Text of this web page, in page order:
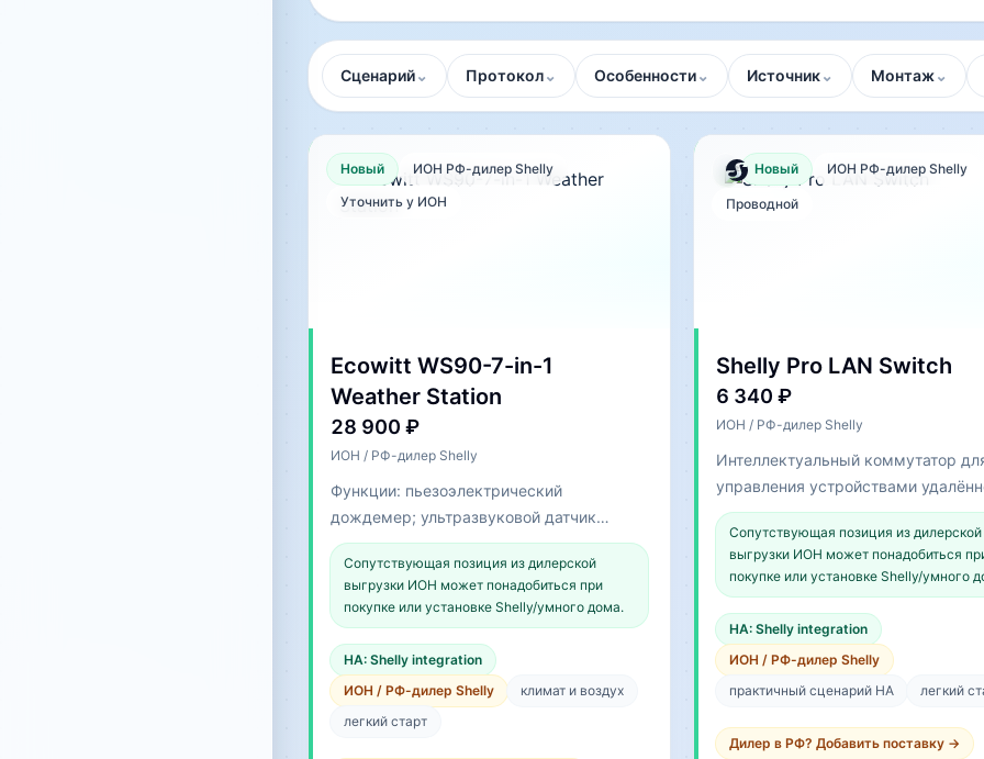
Сценарий⌄ Протокол⌄ Особенности⌄ Источник⌄ Монтаж⌄
Новый
ИОН РФ-дилер Shelly
Уточнить у ИОН
Ecowitt WS90-7-in-1
Weather Station
28 900 ₽
ИОН / РФ-дилер Shelly
Функции: пьезоэлектрический
дождемер; ультразвуковой датчик
скорости ветра и порывов; направление
ветра; температура; влажность;
интенсивность солнечного излучения
Сопутствующая позиция из дилерской
выгрузки ИОН может понадобиться при
покупке или установке Shelly/умного дома.
HA: Shelly integration
ИОН / РФ-дилер Shelly
климат и воздух
легкий старт
Новый ИОН РФ-дилер Shelly
Проводной
Shelly Pro LAN Switch
6 340 ₽
ИОН / РФ-дилер Shelly
Интеллектуальный коммутатор
управления устройствами
локально
Сопутствующая позиция из дилерской
выгрузки ИОН может понадобиться
покупке или установке Shelly/умного
HA: Shelly integration
ИОН / РФ-дилер Shelly
практичный сценарий HA
легкий
Дилер в РФ? Добавить поставку →